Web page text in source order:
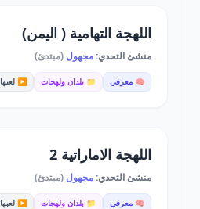
اللهجة التهامية ( اليمن)
منشئ التحدي:مجهول (مبتدئ)
🧠 معرفي 📁 بلدان ولهجات ▶️ لعبها 919
اللهجة الاماراتية 2
منشئ التحدي:مجهول (مبتدئ)
🧠 معرفي 📁 بلدان ولهجات ▶️ لعبها 489